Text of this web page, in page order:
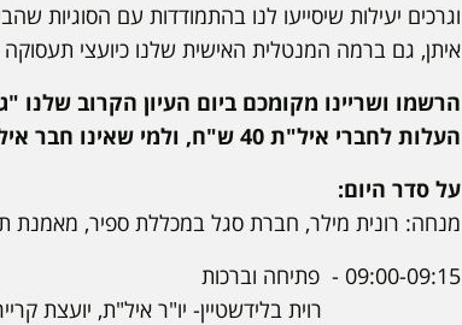
וגרכים יעילות שיסייעו לנו בהתמודדות עם
איתן, גם ברמה המנטלית האישית שלנו כיועצי
הרשמו ושריינו מקומכם ביום העיון הקרוב שלנו
העלות לחברי איל"ת 40 ש"ח, ולמי שאינו חבר איל"ת 90 ש"ח.
על סדר היום:
מנחה: רונית מילר, חברת סגל במכללת ספיר, מאמנת
09:00-09:15 - פתיחה וברכות
רוית בלידשטיין- יו"ר איל"ת, יועצת קריירה